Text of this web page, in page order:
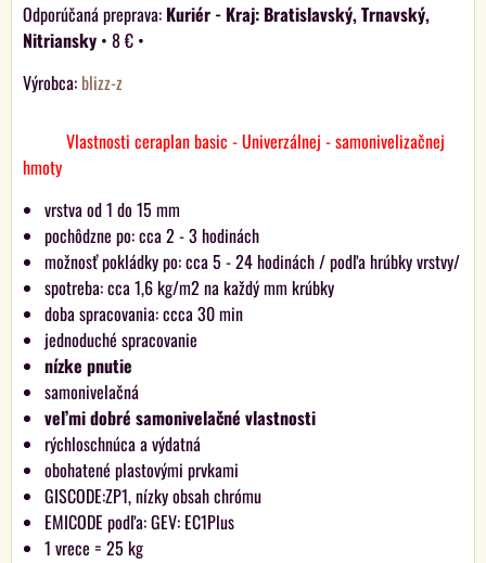
Kuriér - Kraj: Bratislavský, Trnavský,
Nitriansky • 8 € •
Výrobca: blizz-z
Vlastnosti ceraplan basic - Univerzálnej - samonivelizačnej
hmoty
vrstva od 1 do 15 mm
pochôdzne po: cca 2 - 3 hodinách
možnosť pokládky po: cca 5 - 24 hodinách / podľa hrúbky vrstvy/
spotreba: cca 1,6 kg/m2 na každý mm krúbky
doba spracovania: ccca 30 min
jednoduché spracovanie
nízke pnutie
samonivelačná
veľmi dobré samonivelačné vlastnosti
rýchloschnúca a výdatná
obohatené plastovými prvkami
GISCODE:ZP1, nízky obsah chrómu
EMICODE podľa: GEV: EC1Plus
1 vrece = 25 kg